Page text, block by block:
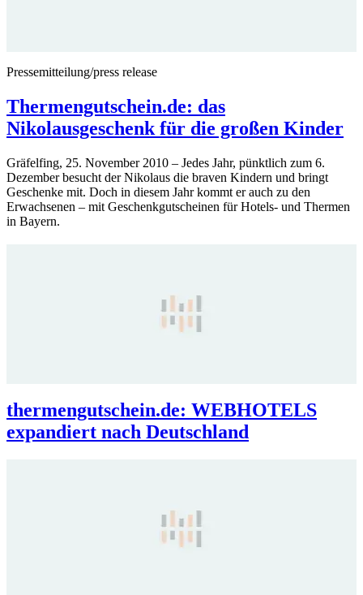
Pressemitteilung/press release
Thermengutschein.de: das
Nikolausgeschenk für die großen Kinder
Gräfelfing, 25. November 2010 – Jedes Jahr, pünktlich zum 6.
Dezember besucht der Nikolaus die braven Kindern und bringt
Geschenke mit. Doch in diesem Jahr kommt er auch zu den
Erwachsenen – mit Geschenkgutscheinen für Hotels- und Thermen
in Bayern.
thermengutschein.de: WEBHOTELS
expandiert nach Deutschland